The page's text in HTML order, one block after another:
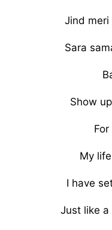
Jind meri
Sara
Show
My
I have
Just like